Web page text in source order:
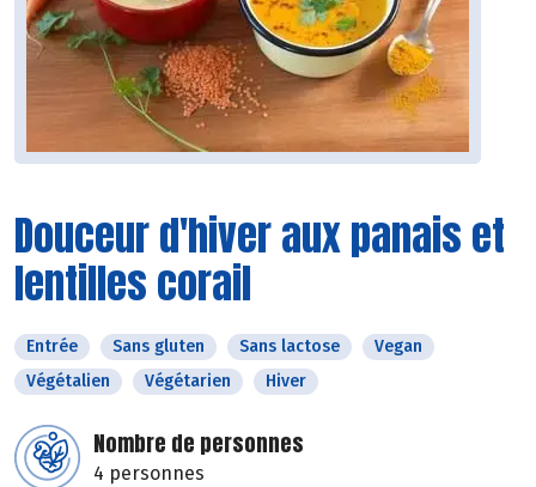
Douceur d'hiver aux panais et
lentilles corail
Entrée Sans gluten Sans lactose
Vegan
Végétalien
Végétarien Hiver
Nombre de personnes
4 personnes